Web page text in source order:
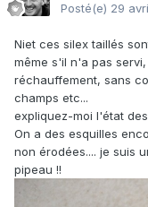
Posté(e) 29
Niet ces silex taillés
même s'il n'a pas
réchauffement, sans
champs etc...
expliquez-moi l'état
On a des esquilles
non érodées.... je suis
pipeau !!